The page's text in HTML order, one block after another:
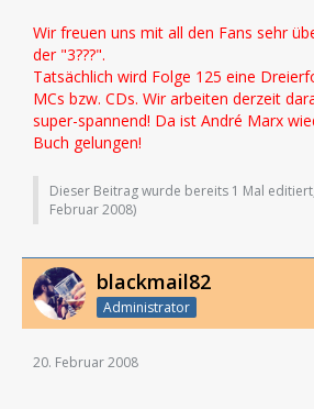
Wir freuen uns mit all den Fans sehr
der "3???".
Tatsächlich wird Folge 125 eine
MCs bzw. CDs. Wir arbeiten derzeit
super-spannend! Da ist André Marx
Buch gelungen!
Dieser Beitrag wurde bereits 1 Mal
Februar 2008)
blackmail82
Administrator
20. Februar 2008